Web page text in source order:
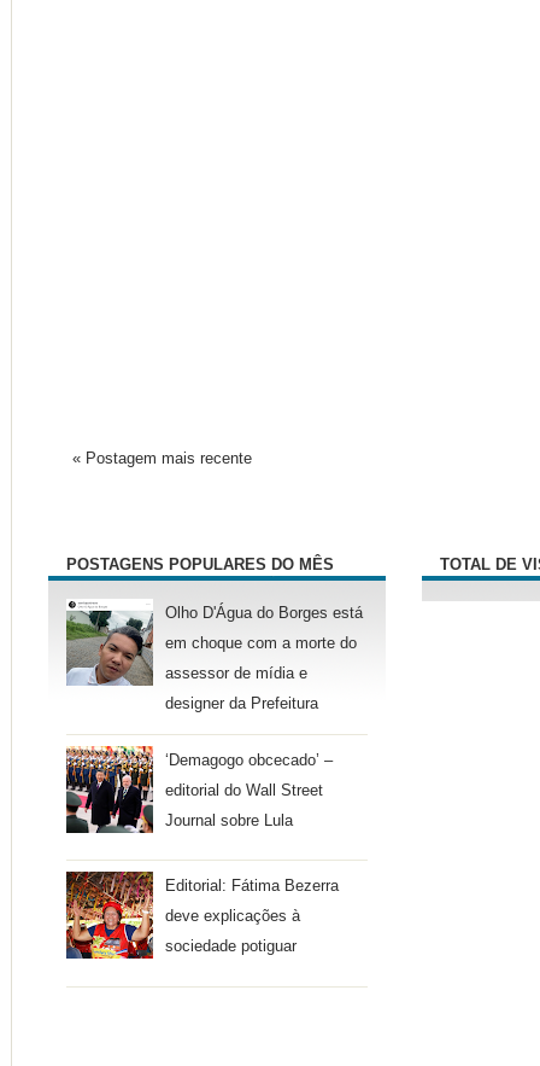
« Postagem mais recente
POSTAGENS POPULARES DO MÊS
Olho D'Água do Borges está
em choque com a morte do
assessor de mídia e
designer da Prefeitura
‘Demagogo obcecado’ –
editorial do Wall Street
Journal sobre Lula
Editorial: Fátima Bezerra
deve explicações à
sociedade potiguar
TOTAL DE